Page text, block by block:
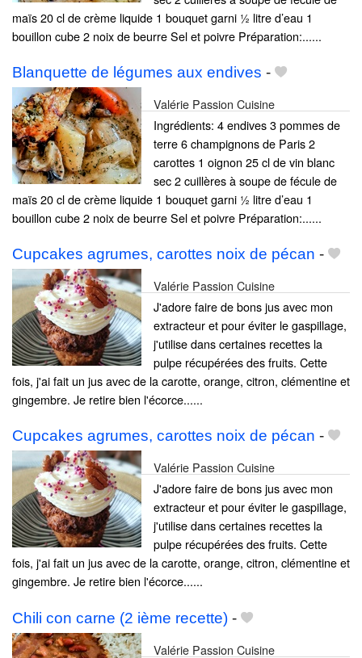
maïs 20 cl de crème liquide 1 bouquet garni ½ litre d’eau 1
bouillon cube 2 noix de beurre Sel et poivre Préparation:......
Blanquette de légumes aux endives -
Valérie Passion Cuisine
Ingrédients: 4 endives 3 pommes de
terre 6 champignons de Paris 2
carottes 1 oignon 25 cl de vin blanc
sec 2 cuillères à soupe de fécule de
maïs 20 cl de crème liquide 1 bouquet garni ½ litre d’eau 1
bouillon cube 2 noix de beurre Sel et poivre Préparation:......
Cupcakes agrumes, carottes noix de pécan -
Valérie Passion Cuisine
J'adore faire de bons jus avec mon
extracteur et pour éviter le gaspillage,
j'utilise dans certaines recettes la
pulpe récupérées des fruits. Cette
fois, j'ai fait un jus avec de la carotte, orange, citron, clémentine et
gingembre. Je retire bien l'écorce......
Cupcakes agrumes, carottes noix de pécan -
Valérie Passion Cuisine
J'adore faire de bons jus avec mon
extracteur et pour éviter le gaspillage,
j'utilise dans certaines recettes la
pulpe récupérées des fruits. Cette
fois, j'ai fait un jus avec de la carotte, orange, citron, clémentine et
gingembre. Je retire bien l'écorce......
Chili con carne (2 ième recette) -
Valérie Passion Cuisine